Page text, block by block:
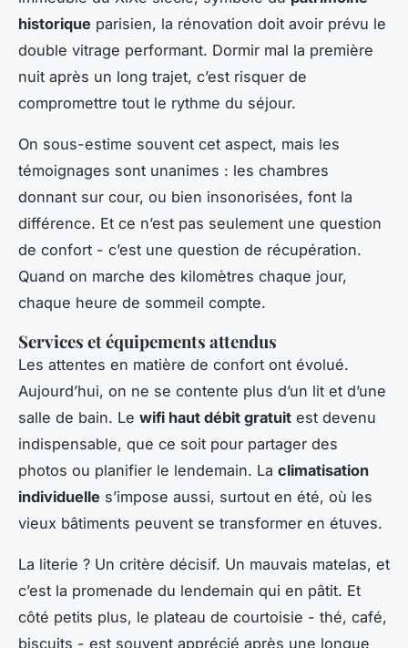
historique parisien, la rénovation doit avoir prévu le
double vitrage performant. Dormir mal la première
nuit après un long trajet, c’est risquer de
compromettre tout le rythme du séjour.
On sous-estime souvent cet aspect, mais les
témoignages sont unanimes : les chambres
donnant sur cour, ou bien insonorisées, font la
différence. Et ce n’est pas seulement une question
de confort - c’est une question de récupération.
Quand on marche des kilomètres chaque jour,
chaque heure de sommeil compte.
Services et équipements attendus
Les attentes en matière de confort ont évolué.
Aujourd’hui, on ne se contente plus d’un lit et d’une
salle de bain. Le wifi haut débit gratuit est devenu
indispensable, que ce soit pour partager des
photos ou planifier le lendemain. La climatisation
individuelle s’impose aussi, surtout en été, où les
vieux bâtiments peuvent se transformer en étuves.
La literie ? Un critère décisif. Un mauvais matelas, et
c’est la promenade du lendemain qui en pâtit. Et
côté petits plus, le plateau de courtoisie - thé, café,
biscuits - est souvent apprécié après une longue